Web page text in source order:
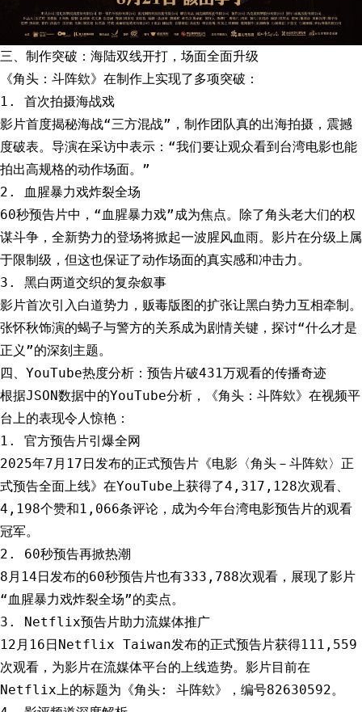
三、制作突破：海陆双线开打，场面全面升级
《角头：斗阵欸》在制作上实现了多项突破：
1. 首次拍摄海战戏
影片首度揭秘海战“三方混战”，制作团队真的出海拍摄，震撼
度破表。导演在采访中表示：“我们要让观众看到台湾电影也能
拍出高规格的动作场面。”
2. 血腥暴力戏炸裂全场
60秒预告片中，“血腥暴力戏”成为焦点。除了角头老大们的权
谋斗争，全新势力的登场将掀起一波腥风血雨。影片在分级上属
于限制级，但这也保证了动作场面的真实感和冲击力。
3. 黑白两道交织的复杂叙事
影片首次引入白道势力，贩毒版图的扩张让黑白势力互相牵制。
张怀秋饰演的蝎子与警方的关系成为剧情关键，探讨“什么才是
正义”的深刻主题。
四、YouTube热度分析：预告片破431万观看的传播奇迹
根据JSON数据中的YouTube分析，《角头：斗阵欸》在视频平
台上的表现令人惊艳：
1. 官方预告片引爆全网
2025年7月17日发布的正式预告片《电影〈角头－斗阵欸〉正
式预告全面上线》在YouTube上获得了4,317,128次观看、
4,198个赞和1,066条评论，成为今年台湾电影预告片的观看
冠军。
2. 60秒预告再掀热潮
8月14日发布的60秒预告片也有333,788次观看，展现了影片
“血腥暴力戏炸裂全场”的卖点。
3. Netflix预告片助力流媒体推广
12月16日Netflix Taiwan发布的正式预告片获得111,559
次观看，为影片在流媒体平台的上线造势。影片目前在
Netflix上的标题为《角头: 斗阵欸》，编号82630592。